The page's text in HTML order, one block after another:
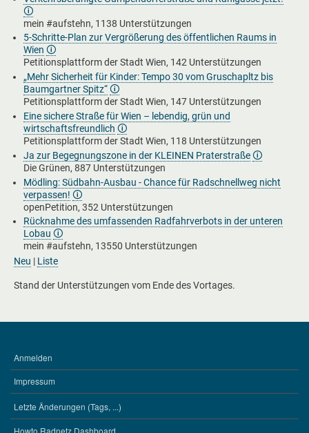
🛈
mein #aufstehn, 1138 Unterstützungen
5-Schritte-Plan zur Vergrößerung des öffentlichen Raums in
Wien 🛈
Petitionsplattform der Stadt Wien, 142 Unterstützungen
„Mehr Sicherheit für Kinder: Tempo 30 vom Gruschapltz bis
Baumgartner Spitz“🛈
Petitionsplattform der Stadt Wien, 147 Unterstützungen
Eine sichere Straße für Wien – lebendig, grün und
wirtschaftsfreundlich 🛈
Petitionsplattform der Stadt Wien, 118 Unterstützungen
Ja zur Begegnungszone in der KLEINEN Praterstraße🛈
Die Grünen, 887 Unterstützungen
Mödling: Südbahn-Ausbau - Chance für Radschnellweg nicht
verpassen! 🛈
openPetition, 352 Unterstützungen
Rücknahme des umfassenden Radfahrverbots in der unteren
Lobau 🛈
mein #aufstehn, 13550 Unterstützungen
Neu | Liste
Stand der Unterstützungen vom Ende des Vortages.
BENUTZERMENÜ
Anmelden
Impressum
WERKZEUGE
Letzte Änderungen (Tags, ...)
Howto Radnetz Dashboard